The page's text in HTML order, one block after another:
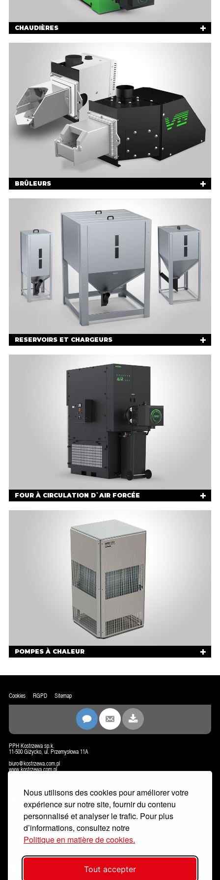
Nous utilisons des cookies pour améliorer votre
expérience sur notre site, fournir du contenu
personnalisé et analyser le trafic. Pour plus
d’informations, consultez notre
Politique en matière de cookies.
Tout accepter
CHAUDIÈRES
BRÛLEURS
RESERVOIRS ET CHARGEURS
FOUR À CIRCULATION D`AIR FORCÉE
POMPES À CHALEUR
Cookies RGPD Sitemap
PPH Kostrzewa sp.k.
11-500 Giżycko, ul. Przemysłowa 11A
biuro@kostrzewa.com.pl
www.kostrzewa.com.pl
En remplissant ce formulaire, je déclare d`avoir connu lapolitique concernant le traitement des données personnelles